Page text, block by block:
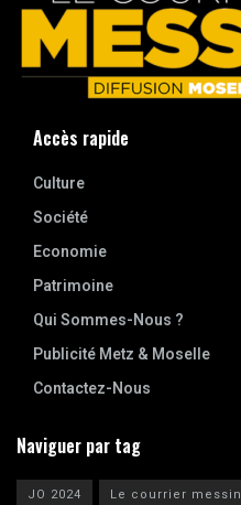
Accès rapide
Culture
Société
Economie
Patrimoine
Qui Sommes-Nous ?
Publicité Metz & Moselle
Contactez-Nous
Naviguer par tag
JO 2024 Le courrier messin